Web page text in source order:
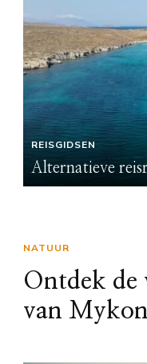
REISGIDSEN
Alternatieve
NATUUR
Ontdek de
van